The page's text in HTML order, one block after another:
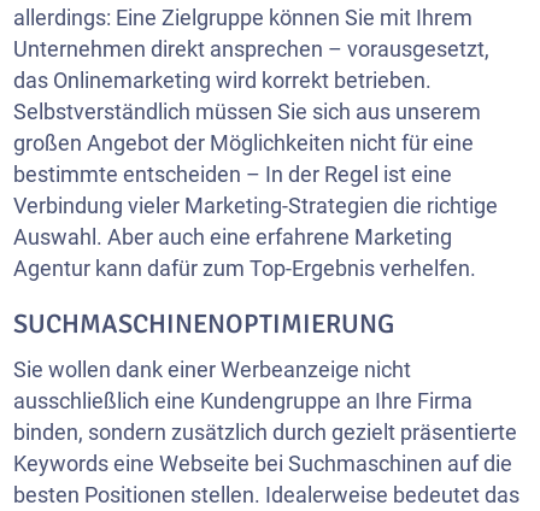
allerdings: Eine Zielgruppe können Sie mit Ihrem
Unternehmen direkt ansprechen – vorausgesetzt,
das Onlinemarketing wird korrekt betrieben.
Selbstverständlich müssen Sie sich aus unserem
großen Angebot der Möglichkeiten nicht für eine
bestimmte entscheiden – In der Regel ist eine
Verbindung vieler Marketing-Strategien die richtige
Auswahl. Aber auch eine erfahrene Marketing
Agentur kann dafür zum Top-Ergebnis verhelfen.
SUCHMASCHINENOPTIMIERUNG
Sie wollen dank einer Werbeanzeige nicht
ausschließlich eine Kundengruppe an Ihre Firma
binden, sondern zusätzlich durch gezielt präsentierte
Keywords eine Webseite bei Suchmaschinen auf die
besten Positionen stellen. Idealerweise bedeutet das